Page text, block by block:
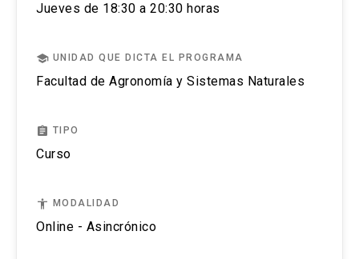
completo de la actividad para estar matriculado.
Puedes revisar aquí más información importante
Jueves de 18:30 a 20:30 horas
school UNIDAD QUE DICTA EL PROGRAMA
Facultad de Agronomía y Sistemas Naturales
assignment TIPO
Curso
accessibility MODALIDAD
Online - Asincrónico